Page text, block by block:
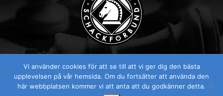
Vi använder cookies för att se till att vi ger dig den bästa
upplevelsen på vår hemsida. Om du fortsätter att använda den
här webbplatsen kommer vi att anta att du godkänner detta.